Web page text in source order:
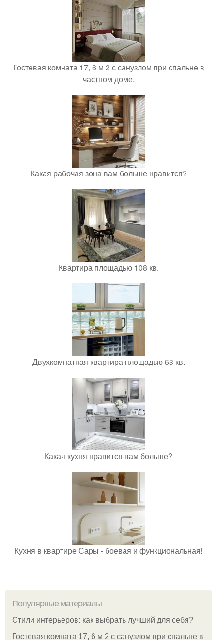
Гостевая комната 17, 6 м 2 с санузлом при спальне в
частном доме.
Какая рабочая зона вам больше нравится?
Квартира площадью 108 кв.
Двухкомнатная квартира площадью 53 кв.
Какая кухня нравится вам больше?
Кухня в квартире Сары - боевая и функциональная!
Популярные материалы
Стили интерьеров: как выбрать лучший для себя?
Гостевая комната 17, 6 м 2 с санузлом при спальне в